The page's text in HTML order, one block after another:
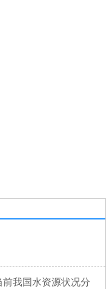
我国水资源状况分